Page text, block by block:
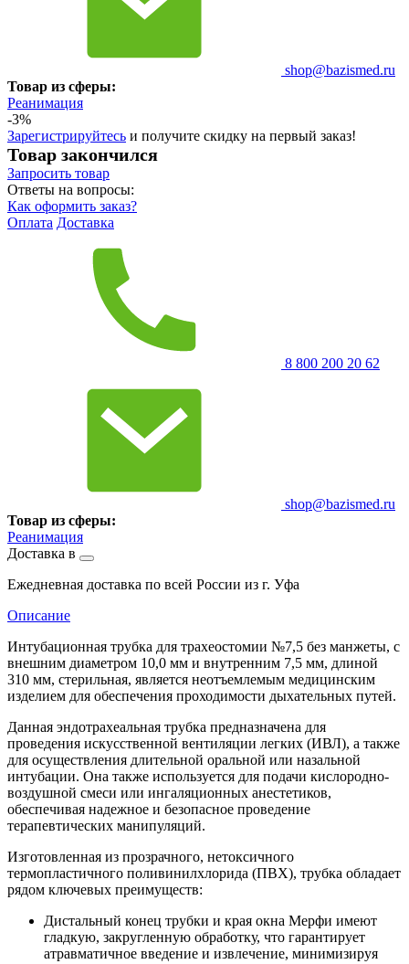
shop@bazismed.ru
Товар из сферы:
Реанимация
-3%
Зарегистрируйтесь и получите скидку на первый заказ!
Товар закончился
Запросить товар
Ответы на вопросы:
Как оформить заказ?
Оплата Доставка
8 800 200 20 62
shop@bazismed.ru
Товар из сферы:
Реанимация
Доставка в
Ежедневная доставка по всей России из г. Уфа
Описание
Интубационная трубка для трахеостомии №7,5 без манжеты, с
внешним диаметром 10,0 мм и внутренним 7,5 мм, длиной
310 мм, стерильная, является неотъемлемым медицинским
изделием для обеспечения проходимости дыхательных путей.
Данная эндотрахеальная трубка предназначена для
проведения искусственной вентиляции легких (ИВЛ), а также
для осуществления длительной оральной или назальной
интубации. Она также используется для подачи кислородно-
воздушной смеси или ингаляционных анестетиков,
обеспечивая надежное и безопасное проведение
терапевтических манипуляций.
Изготовленная из прозрачного, нетоксичного
термопластичного поливинилхлорида (ПВХ), трубка обладает
рядом ключевых преимуществ:
Дистальный конец трубки и края окна Мерфи имеют
гладкую, закругленную обработку, что гарантирует
атравматичное введение и извлечение, минимизируя